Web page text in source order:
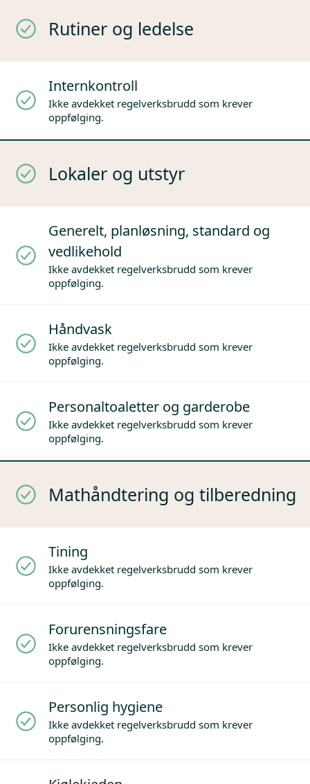
Rutiner og ledelse
Internkontroll
Ikke avdekket regelverksbrudd som krever
oppfølging.
Lokaler og utstyr
Generelt, planløsning, standard og
vedlikehold
Ikke avdekket regelverksbrudd som krever
oppfølging.
Håndvask
Ikke avdekket regelverksbrudd som krever
oppfølging.
Personaltoaletter og garderobe
Ikke avdekket regelverksbrudd som krever
oppfølging.
Mathåndtering og tilberedning
Tining
Ikke avdekket regelverksbrudd som krever
oppfølging.
Forurensningsfare
Ikke avdekket regelverksbrudd som krever
oppfølging.
Personlig hygiene
Ikke avdekket regelverksbrudd som krever
oppfølging.